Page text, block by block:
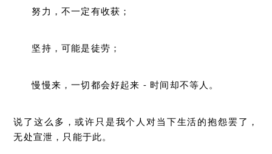
努力，不一定有收获；
坚持，可能是徒劳；
慢慢来，一切都会好起来 - 时间却不等人。
说了这么多，或许只是我个人对当下生活的抱怨罢了，
无处宣泄，只能于此。